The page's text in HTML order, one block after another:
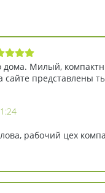
дома. Милый,
представлены
рабочий цех